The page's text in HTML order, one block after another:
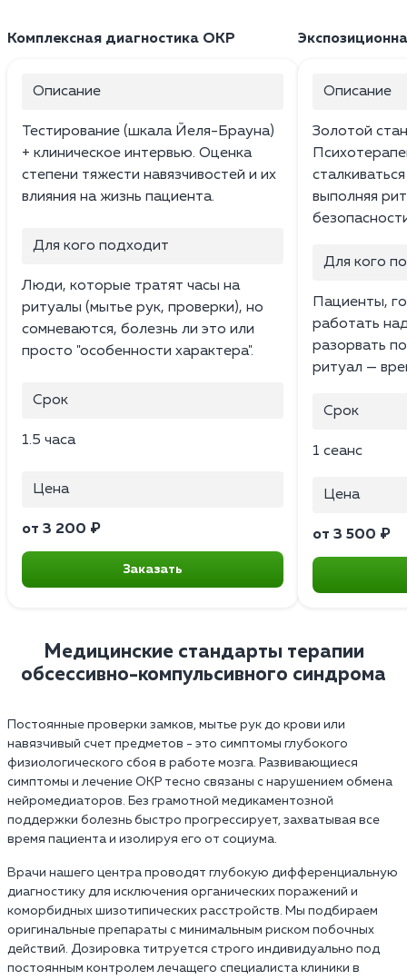
Комплексная диагностика ОКР
Описание
Тестирование (шкала Йеля-Брауна)
+ клиническое интервью. Оценка
степени тяжести навязчивостей и их
влияния на жизнь пациента.
Для кого подходит
Люди, которые тратят часы на
ритуалы (мытье рук, проверки), но
сомневаются, болезнь ли это или
просто "особенности характера".
Срок
1.5 часа
Цена
от 3 200 ₽
Заказать
Описание
Золотой
выполняя
Для кого
Пациенты,
работать
разорвать
ритуал —
Срок
1 сеанс
Цена
от 3 500 ₽
Медицинские стандарты терапии
обсессивно-компульсивного синдрома
Постоянные проверки замков, мытье рук до крови или
навязчивый счет предметов - это симптомы глубокого
физиологического сбоя в работе мозга. Развивающиеся
симптомы и лечение ОКР тесно связаны с нарушением обмена
нейромедиаторов. Без грамотной медикаментозной
поддержки болезнь быстро прогрессирует, захватывая все
время пациента и изолируя его от социума.
Врачи нашего центра проводят глубокую дифференциальную
диагностику для исключения органических поражений и
коморбидных шизотипических расстройств. Мы подбираем
оригинальные препараты с минимальным риском побочных
действий. Дозировка титруется строго индивидуально под
постоянным контролем лечащего специалиста клиники в